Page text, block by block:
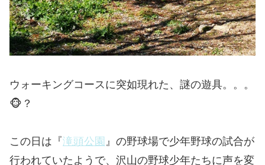
ウォーキングコースに突如現れた、謎の遊具。。。
🐵？
この日は『滝頭公園 』の野球場で少年野球の試合が
行われていたようで、沢山の野球少年たちに声を変